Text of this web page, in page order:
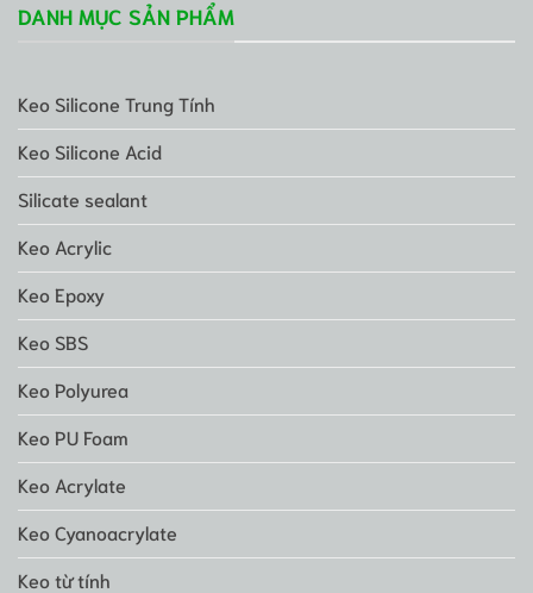
DANH MỤC SẢN PHẨM
Keo Silicone Trung Tính
Keo Silicone Acid
Silicate sealant
Keo Acrylic
Keo Epoxy
Keo SBS
Keo Polyurea
Keo PU Foam
Keo Acrylate
Keo Cyanoacrylate
Keo từ tính